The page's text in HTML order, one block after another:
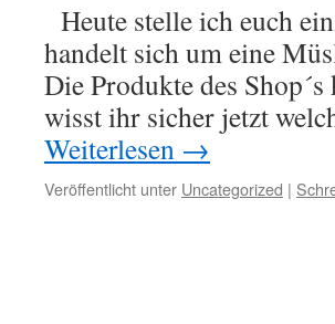
Heute stelle ich euch
handelt sich um eine
Die Produkte des
wisst ihr sicher jetzt
Weiterlesen →
Veröffentlicht unter Uncategorized |